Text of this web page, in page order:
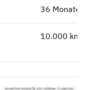
36 Monate
10.000 km